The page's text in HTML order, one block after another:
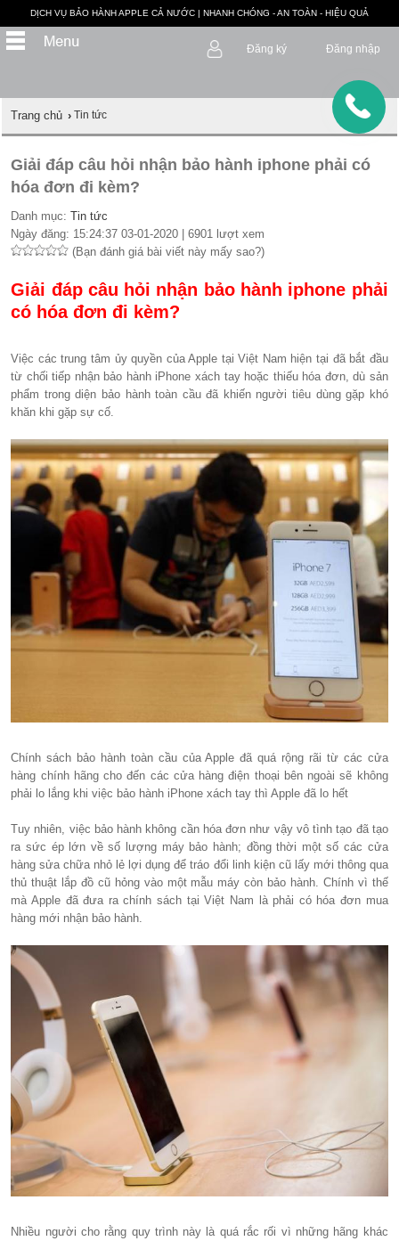
DỊCH VỤ BẢO HÀNH APPLE CẢ NƯỚC | NHANH CHÓNG - AN TOÀN - HIỆU QUẢ
Đăng nhập
Đăng ký
Trang chủ › Tin tức
Giải đáp câu hỏi nhận bảo hành iphone phải có
hóa đơn đi kèm?
Danh mục:Tin tức
Ngày đăng: 15:24:37 03-01-2020 | 6901 lượt xem
(Bạn đánh giá bài viết này mấy sao?)
Giải đáp câu hỏi nhận bảo hành iphone phải
có hóa đơn đi kèm?
Việc các trung tâm ủy quyền của Apple tại Việt Nam hiện tại đã bắt đầu
từ chối tiếp nhận bảo hành iPhone xách tay hoặc thiếu hóa đơn, dù sản
phẩm trong diện bảo hành toàn cầu đã khiến người tiêu dùng gặp khó
khăn khi gặp sự cố.
Chính sách bảo hành toàn cầu của Apple đã quá rộng rãi từ các cửa
hàng chính hãng cho đến các cửa hàng điện thoại bên ngoài sẽ không
phải lo lắng khi việc bảo hành iPhone xách tay thì Apple đã lo hết
Tuy nhiên, việc bảo hành không cần hóa đơn như vậy vô tình tạo đã tạo
ra sức ép lớn về số lượng máy bảo hành; đồng thời một số các cửa
hàng sửa chữa nhỏ lẻ lợi dụng để tráo đổi linh kiện cũ lấy mới thông qua
thủ thuật lắp đồ cũ hỏng vào một mẫu máy còn bảo hành. Chính vì thế
mà Apple đã đưa ra chính sách tại Việt Nam là phải có hóa đơn mua
hàng mới nhận bảo hành.
Nhiều người cho rằng quy trình này là quá rắc rối vì những hãng khác